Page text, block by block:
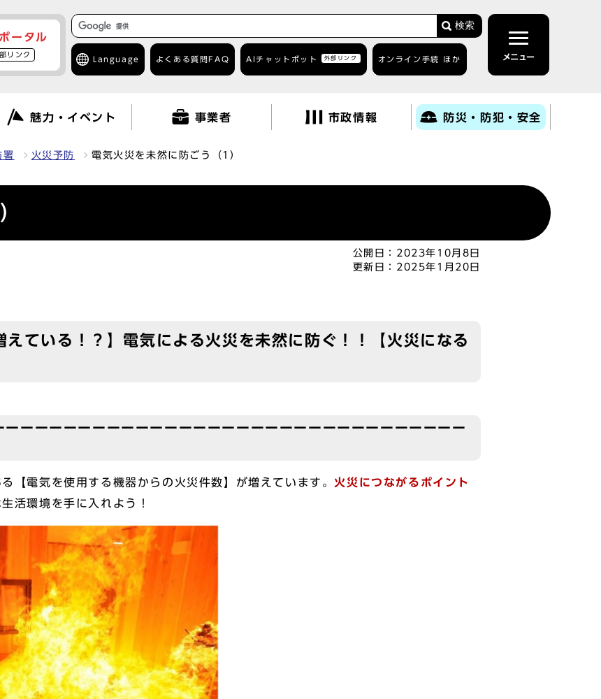
ータル
リンク
検索
Language よくある質問 FAQ AIチャットボット 外部リンク オンライン手続 ほか メニュー
魅力・イベント 事業者 市政情報 防災・防犯・安全
署 火災予防 電気火災を未然に防ごう（1）
公開日： 2023年10月8日
更新日： 2025年1月20日
えている！？】電気による火災を未然に防ぐ！！【火災になる
ーーーーーーーーーーーーーーーーーーーーーーーーーーーーーーー
【電気を使用する機器からの火災件数】が増えています。 火災につながるポイント
活環境を手に入れよう！